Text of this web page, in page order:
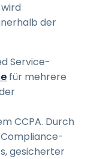
der
Service-
für mehrere
CCPA. Durch
gesicherter